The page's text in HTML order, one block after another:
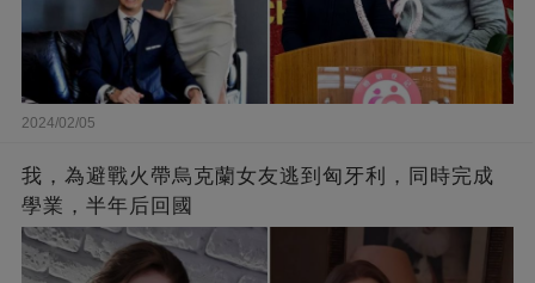
2024/02/05
我，為避戰火帶烏克蘭女友逃到匈牙利，同時完成
學業，半年后回國